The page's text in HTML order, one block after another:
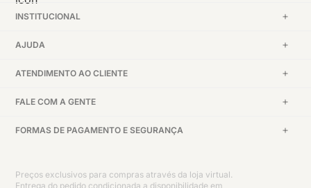
INSTITUCIONAL
AJUDA
ATENDIMENTO AO CLIENTE
FALE COM A GENTE
FORMAS DE PAGAMENTO E SEGURANÇA
Preços exclusivos para compras através da loja virtual.
Entrega do pedido condicionada a disponibilidade em